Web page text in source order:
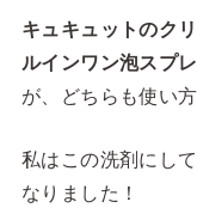
キュキュットのク
ルインワン泡スプ
が、どちらも使い
私はこの洗剤にし
なりました！